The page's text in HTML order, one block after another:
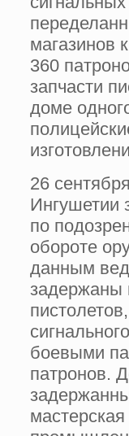
магазинов
360
запчасти
доме
26
Ингушетии
по
обороте
данным
задержаны
боевыми
патронов.